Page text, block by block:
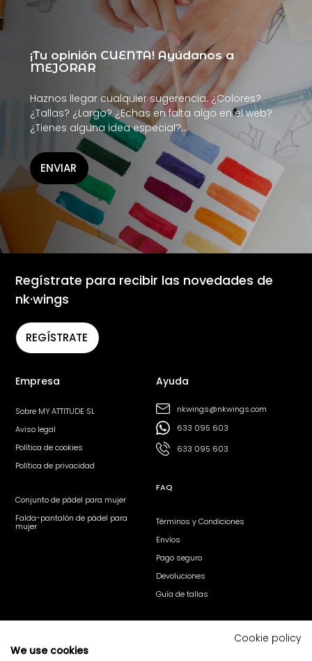
¡Tu opinión CUENTA! Ayúdanos a
MEJORAR
Haznos llegar cualquier sugerencia. ¿Colores?
¿Tallas? ¿Largo? ¿Echas en falta algo en el web?
¿Tienes alguna idea especial?…
ENVIAR
Empresa
Sobre MY·ATTITUDE SL
Aviso legal
Política de cookies
Política de privacidad
Conjunto de pádel para mujer
Falda-pantalón de pádel para
mujer
Ayuda
nkwings@nkwings.com
633 095 603
633 095 603
FAQ
Términos y Condiciones
Envíos
Pago seguro
Devoluciones
Guía de tallas
@nk_wings
Regístrate para recibir las novedades de
nk·wings
REGÍSTRATE
Cookie policy
We use cookies